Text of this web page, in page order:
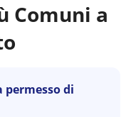
Comuni a
di